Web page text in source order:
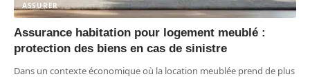
ASSURER
Assurance habitation pour logement meublé :
protection des biens en cas de sinistre
Dans un contexte économique où la location meublée prend de plus